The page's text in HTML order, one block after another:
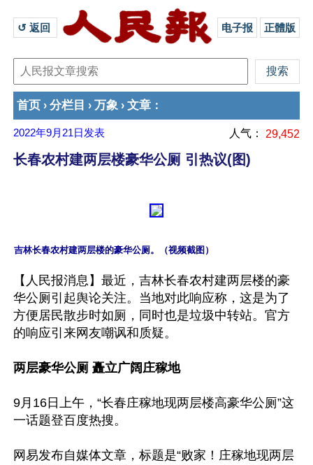
↺ 返回 电子报 正體版
首页 › 分栏目 › 万象 › 文章 ：
2022年9月21日 发表 人气： 29,452
长春农村建两层楼豪华公厕 引热议(图)
【人民报消息】最近，吉林长春农村建两层楼的豪
华公厕引起舆论关注。当地对此响应称，这是为了
方便居民散步时如厕，同时也是垃圾中转站。官方
的响应引来网友嘲讽和质疑。
两层豪华公厕 矗立广阔庄稼地
9月16日上午，“长春庄稼地现两层楼高豪华公厕”这
一话题登百度热搜。
网易发布自媒体文章，标题是“败家！庄稼地现两层